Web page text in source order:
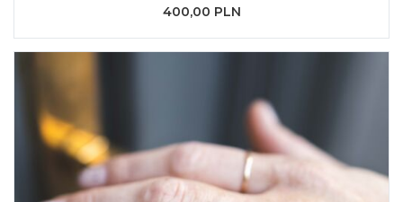
400,00 PLN